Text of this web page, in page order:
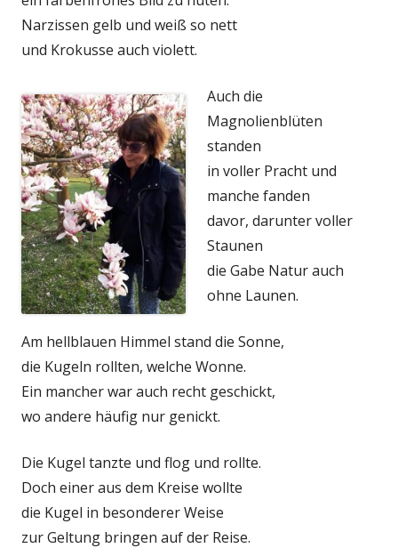
Narzissen gelb und weiß so nett
und Krokusse auch violett.
Auch die
Magnolienblüten
standen
in voller Pracht und
manche fanden
davor, darunter voller
Staunen
die Gabe Natur auch
ohne Launen.
Am hellblauen Himmel stand die Sonne,
die Kugeln rollten, welche Wonne.
Ein mancher war auch recht geschickt,
wo andere häufig nur genickt.
Die Kugel tanzte und flog und rollte.
Doch einer aus dem Kreise wollte
die Kugel in besonderer Weise
zur Geltung bringen auf der Reise.